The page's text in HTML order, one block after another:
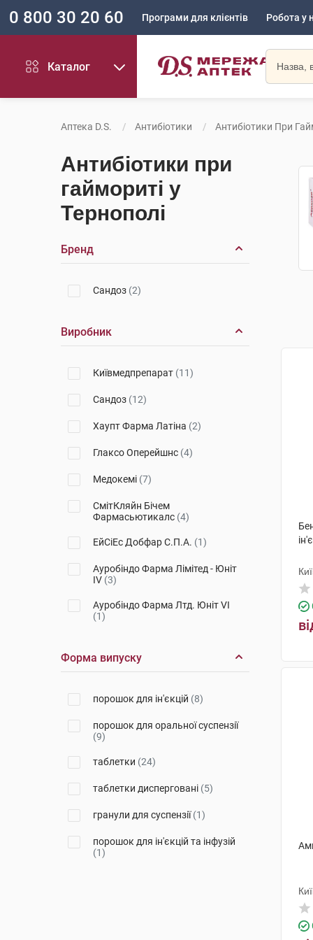
0 800 30 20 60 Програми для клієнтів Робота у
Каталог
Аптека D.S. Антибіотики Антибіотики При
Антибіотики при
гаймориті у
Тернополі
Бренд
Сандоз (2)
Виробник
Київмедпрепарат (11)
Сандоз (12)
Хаупт Фарма Латіна (2)
Глаксо Оперейшнс (4)
Медокемі (7)
СмітКляйн Бічем
Фармасьютикалс (4)
ЕйСіЕс Добфар С.П.А. (1)
Ауробіндо Фарма Лімітед - Юніт
ІV (3)
Ауробіндо Фарма Лтд. Юніт VI
(1)
Нобел Ілач Санаї ве Тіджарет
(1)
Форма випуску
порошок для ін'єкцій (8)
порошок для оральної суспензії
(9)
таблетки (24)
таблетки дисперговані (5)
гранули для суспензії(1)
порошок для ін'єкцій та інфузій
(1)